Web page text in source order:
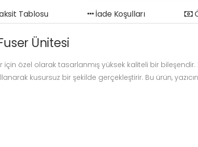
Tablosu İade Koşulları
Ünitesi
için özel olarak tasarlanmış yüksek kaliteli bir bileşendir.
kusursuz bir şekilde gerçekleştirir. Bu ürün,